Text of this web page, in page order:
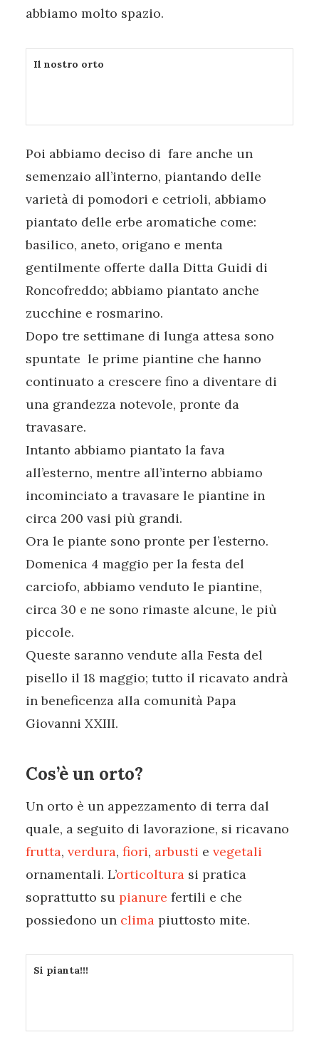
abbiamo molto spazio.
Il nostro orto
Poi abbiamo deciso di fare anche un
semenzaio all’interno, piantando delle
varietà di pomodori e cetrioli, abbiamo
piantato delle erbe aromatiche come:
basilico, aneto, origano e menta
gentilmente offerte dalla Ditta Guidi di
Roncofreddo; abbiamo piantato anche
zucchine e rosmarino.
Dopo tre settimane di lunga attesa sono
spuntate le prime piantine che hanno
continuato a crescere fino a diventare di
una grandezza notevole, pronte da
travasare.
Intanto abbiamo piantato la fava
all’esterno, mentre all’interno abbiamo
incominciato a travasare le piantine in
circa 200 vasi più grandi.
Ora le piante sono pronte per l’esterno.
Domenica 4 maggio per la festa del
carciofo, abbiamo venduto le piantine,
circa 30 e ne sono rimaste alcune, le più
piccole.
Queste saranno vendute alla Festa del
pisello il 18 maggio; tutto il ricavato andrà
in beneficenza alla comunità Papa
Giovanni XXIII.
Cos’è un orto?
Un orto è un appezzamento di terra dal
quale, a seguito di lavorazione, si ricavano
frutta, verdura, fiori, arbusti e vegetali
ornamentali. L’orticoltura si pratica
soprattutto su pianure fertili e che
possiedono un clima piuttosto mite.
Si pianta!!!